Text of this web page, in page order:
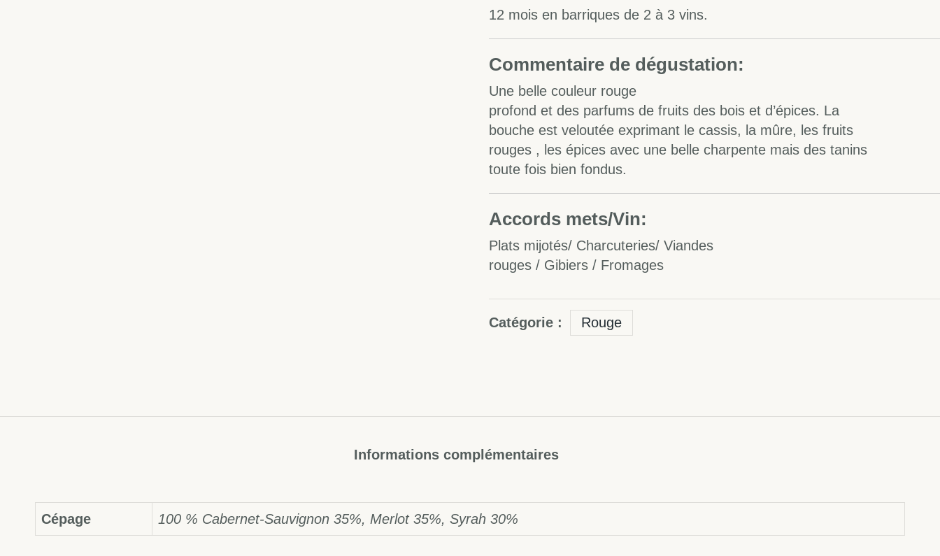
12 mois en barriques de 2 à 3 vins.
Commentaire de dégustation:
Une belle couleur rouge
profond et des parfums de fruits des bois et d’épices. La
bouche est veloutée exprimant le cassis, la mûre, les fruits
rouges , les épices avec une belle charpente mais des tanins
toute fois bien fondus.
Accords mets/Vin:
Plats mijotés/ Charcuteries/ Viandes
rouges / Gibiers / Fromages
Catégorie : Rouge
Informations complémentaires
Cépage 100 % Cabernet-Sauvignon 35%, Merlot 35%, Syrah 30%